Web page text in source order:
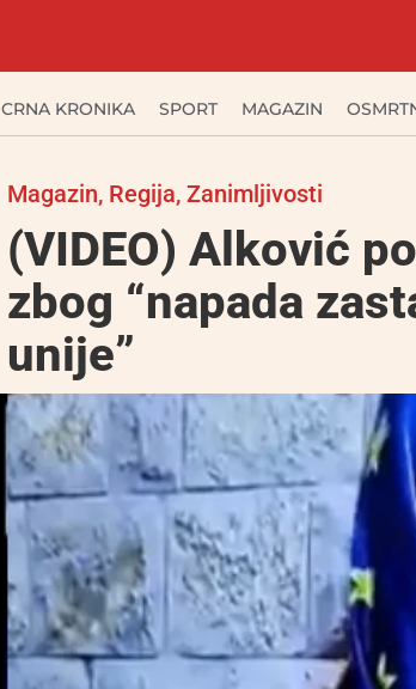
CRNA KRONIKA SPORT MAGAZIN
Magazin, Regija, Zanimljivosti
(VIDEO) Alković
zbog “napada
unije”